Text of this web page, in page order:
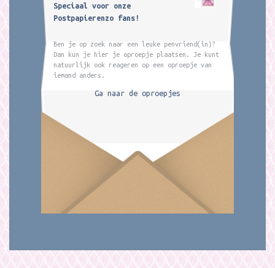
Speciaal voor onze
Postpapierenzo fans!
Ben je op zoek naar een leuke penvriend(in)?
Dan kun je hier je oproepje plaatsen. Je kunt
natuurlijk ook reageren op een oproepje van
iemand anders.
Ga naar de oproepjes